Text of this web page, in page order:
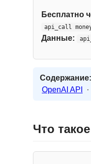
Бесплатно
api_call
Данные:
Содержание:
OpenAI API
·
Что